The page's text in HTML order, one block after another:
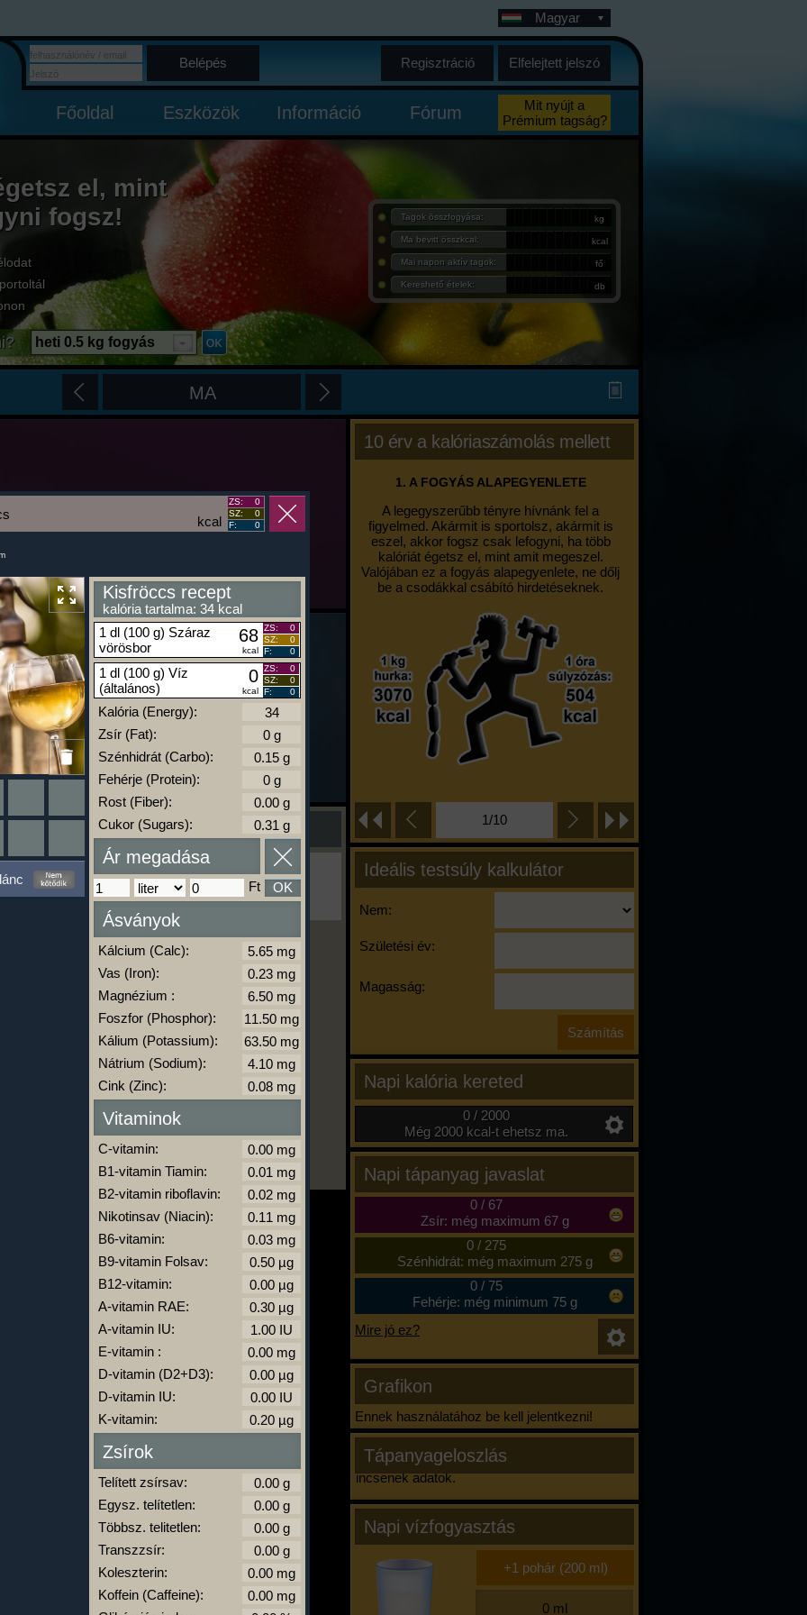
Magyar
Belépés Regisztráció Elfelejtett jelszó
Főoldal Eszközök Információ Fórum
Mit nyújt a
Prémium tagság?
el, mint
fogsz!
Tagok összfogyása: kg
Ma bevitt összkcal: kcal
Mai napon aktív tagok: fő
Kereshető ételek: db
heti 0.5 kg fogyás
MA
10 érv a kalóriaszámolás mellett
1. A FOGYÁS ALAPEGYENLETE
A legegyszerűbb tényre hívnánk fel a
figyelmed. Akármit is sportolsz, akármit is
eszel, akkor fogsz csak lefogyni, ha több
kalóriát égetsz el, mint amit megeszel.
Valójában ez a fogyás alapegyenlete, ne dőlj
be a csodákkal csábító hirdetéseknek.
1/10
Ideális testsúly kalkulátor
Nem:
Születési év:
Magasság:
Napi kalória kereted
0 / 2000
Még 2000 kcal-t ehetsz ma.
Napi tápanyag javaslat
0/ 67
Zsír: még maximum 67 g
0/ 275
Szénhidrát: még maximum 275 g
0/ 75
Fehérje: még minimum 75 g
Mire jó ez?
Grafikon
Ennek használatához be kell jelentkezni!
Tápanyageloszlás
Nincsenek adatok.
Napi vízfogyasztás
Ha ma már nem eszel/sportolsz többet,
kattints a kiértékelésre!
A Kalória Szimulátor Prémium funkció.
kalóriabázis.hu
kcal
ZS:
0
SZ:
0
F:
0
Kisfröccs recept
kalória tartalma: 34 kcal
1 dl (100 g) Száraz
vörösbor
68
kcal
ZS:
0
SZ:
0
F:
0
1 dl (100 g) Víz
(általános)
0
kcal
ZS:
0
SZ:
0
F:
0
Kalória (Energy):
Zsír (Fat):
Szénhidrát (Carbo):
Fehérje (Protein):
Rost (Fiber):
Cukor (Sugars):
Ár megadása
Ft OK
Ásványok
Kálcium (Calc):
Vas (Iron):
Magnézium :
Foszfor (Phosphor):
Kálium (Potassium):
Nátrium (Sodium):
Cink (Zinc):
Vitaminok
C-vitamin:
B1-vitamin Tiamin:
B2-vitamin riboflavin:
Nikotinsav (Niacin):
B6-vitamin:
B9-vitamin Folsav:
B12-vitamin:
A-vitamin RAE:
A-vitamin IU:
E-vitamin :
D-vitamin (D2+D3):
D-vitamin IU:
K-vitamin:
Zsírok
Telített zsírsav:
Egysz. telítetlen:
Többsz. telitetlen:
Transzzsír:
Koleszterin:
Koffein (Caffeine):